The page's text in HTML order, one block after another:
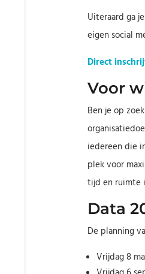
Uiteraard ga
eigen social
Direct
Voor
Ben je op
iedereen die
plek voor
tijd en ruimte
Data
De planning
Vrijdag 8